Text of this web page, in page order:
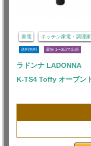
家電 キッチン家電・調理
送料無料 最短 1〜3日で出荷
ラドンナ LADONNA
K-TS4 Toffy オーブン